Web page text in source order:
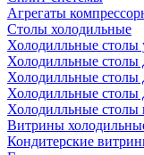
Агрегаты
Столы холодильные
Холодилльные столы
Холодилльные столы
Холодилльные
Холодилльные столы
Холодилльные столы
Витрины
Кондитерские